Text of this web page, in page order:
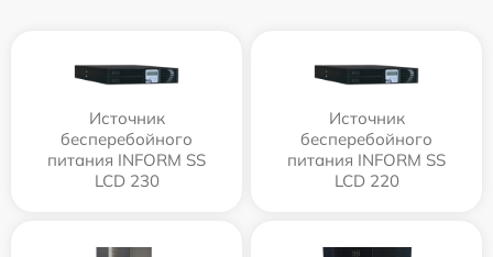
Источник
бесперебойного
питания INFORM SS
LCD 230
Источник
бесперебойного
питания INFORM SS
LCD 220